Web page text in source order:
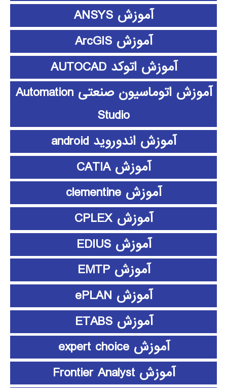
آموزش ANSYS
آموزش ArcGIS
آموزش اتوکد AUTOCAD
آموزش اتوماسیون صنعتی Automation
Studio
آموزش اندوروید android
آموزش CATIA
آموزش clementine
آموزش CPLEX
آموزش EDIUS
آموزش EMTP
آموزش ePLAN
آموزش ETABS
آموزش expert choice
آموزش Frontier Analyst